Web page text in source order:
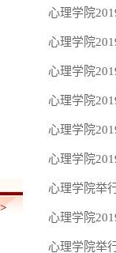
心理学院
心理学院
心理学院
心理学院
心理学院
心理学院
心理学院举
心理学院
心理学院举